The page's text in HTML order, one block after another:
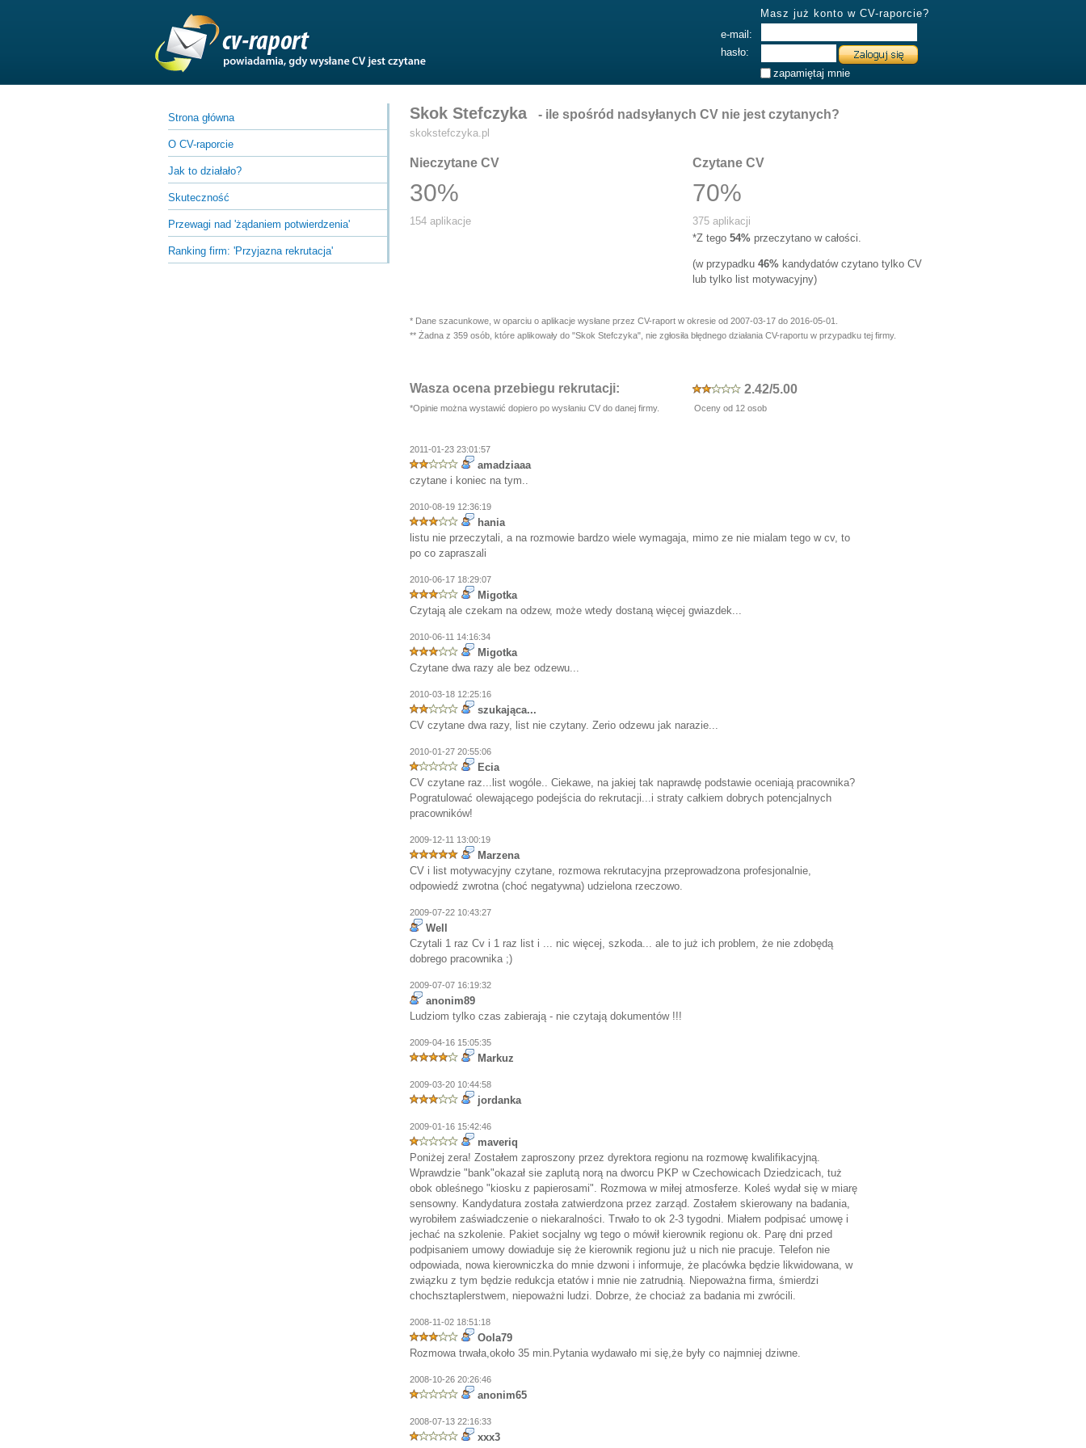
Masz już konto w CV-raporcie?
e-mail:
hasło:
zapamiętaj mnie
Strona główna
O CV-raporcie
Jak to działało?
Skuteczność
Przewagi nad 'żądaniem potwierdzenia'
Ranking firm: 'Przyjazna rekrutacja'
Skok Stefczyka - ile spośród nadsyłanych CV nie jest czytanych?
skokstefczyka.pl
Czytane CV
70%
375 aplikacji
*Z tego 54% przeczytano w całości.
(w przypadku 46% kandydatów czytano tylko CV
lub tylko list motywacyjny)
Nieczytane CV
30%
154 aplikacje
* Dane szacunkowe, w oparciu o aplikacje wysłane przez CV-raport w okresie od 2007-03-17 do 2016-05-01.
** Żadna z 359 osób, które aplikowały do "Skok Stefczyka", nie zgłosiła błędnego działania CV-raportu w przypadku tej firmy.
Wasza ocena przebiegu rekrutacji: 2.42/5.00
*Opinie można wystawić dopiero po wysłaniu CV do danej firmy. Oceny od 12 osob
2011-01-23 23:01:57
amadziaaa
czytane i koniec na tym..
2010-08-19 12:36:19
hania
listu nie przeczytali, a na rozmowie bardzo wiele wymagaja, mimo ze nie mialam tego w cv, to
po co zapraszali
2010-06-17 18:29:07
Migotka
Czytają ale czekam na odzew, może wtedy dostaną więcej gwiazdek...
2010-06-11 14:16:34
Migotka
Czytane dwa razy ale bez odzewu...
2010-03-18 12:25:16
szukająca...
CV czytane dwa razy, list nie czytany. Zerio odzewu jak narazie...
2010-01-27 20:55:06
Ecia
CV czytane raz...list wogóle.. Ciekawe, na jakiej tak naprawdę podstawie oceniają pracownika?
Pogratulować olewającego podejścia do rekrutacji...i straty całkiem dobrych potencjalnych
pracowników!
2009-12-11 13:00:19
Marzena
CV i list motywacyjny czytane, rozmowa rekrutacyjna przeprowadzona profesjonalnie,
odpowiedź zwrotna (choć negatywna) udzielona rzeczowo.
2009-07-22 10:43:27
Well
Czytali 1 raz Cv i 1 raz list i ... nic więcej, szkoda... ale to już ich problem, że nie zdobędą
dobrego pracownika ;)
2009-07-07 16:19:32
anonim89
Ludziom tylko czas zabierają - nie czytają dokumentów !!!
2009-04-16 15:05:35
Markuz
2009-03-20 10:44:58
jordanka
2009-01-16 15:42:46
maveriq
Poniżej zera! Zostałem zaproszony przez dyrektora regionu na rozmowę kwalifikacyjną.
Wprawdzie "bank"okazał sie zaplutą norą na dworcu PKP w Czechowicach Dziedzicach, tuż
obok obleśnego "kiosku z papierosami". Rozmowa w miłej atmosferze. Koleś wydał się w miarę
sensowny. Kandydatura została zatwierdzona przez zarząd. Zostałem skierowany na badania,
wyrobiłem zaświadczenie o niekaralności. Trwało to ok 2-3 tygodni. Miałem podpisać umowę i
jechać na szkolenie. Pakiet socjalny wg tego o mówił kierownik regionu ok. Parę dni przed
podpisaniem umowy dowiaduje się że kierownik regionu już u nich nie pracuje. Telefon nie
odpowiada, nowa kierowniczka do mnie dzwoni i informuje, że placówka będzie likwidowana, w
związku z tym będzie redukcja etatów i mnie nie zatrudnią. Niepoważna firma, śmierdzi
chochsztaplerstwem, niepoważni ludzi. Dobrze, że chociaż za badania mi zwrócili.
2008-11-02 18:51:18
Oola79
Rozmowa trwała,około 35 min.Pytania wydawało mi się,że były co najmniej dziwne.
2008-10-26 20:26:46
anonim65
2008-07-13 22:16:33
xxx3